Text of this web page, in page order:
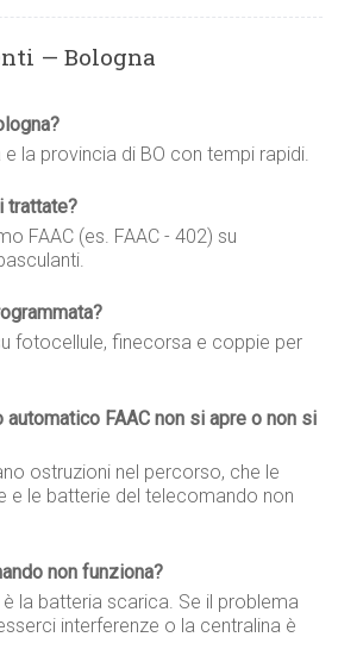
— Bologna
la provincia di BO con tempi rapidi.
trattate?
FAAC (es. FAAC - 402) su
fotocellule, finecorsa e coppie per
FAAC non si apre o non si
ostruzioni nel percorso, che le
e le batterie del telecomando non
non funziona?
la batteria scarica. Se il problema
interferenze o la centralina è